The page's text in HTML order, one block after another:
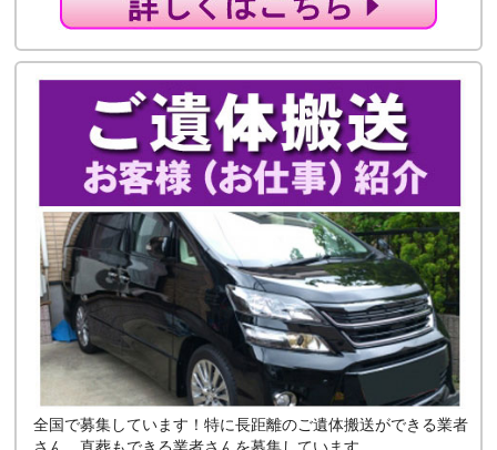
全国で募集しています！特に長距離のご遺体搬送ができる業者